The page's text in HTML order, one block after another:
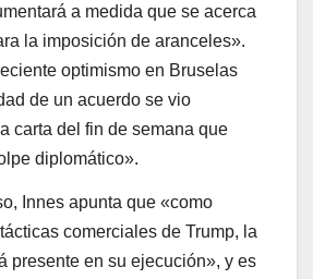
a medida que se acerca
la imposición de aranceles».
optimismo en Bruselas
de un acuerdo se vio
carta del fin de semana que
diplomático».
Innes apunta que «como
comerciales de Trump, la
presente en su ejecución», y es